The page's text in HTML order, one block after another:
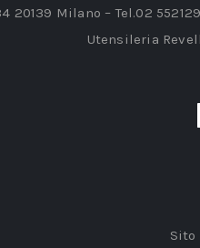
20139 Milano – Tel.02
Utensileria
Sito